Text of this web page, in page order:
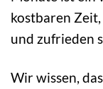
kostbaren
und zufrieden
Wir wissen,